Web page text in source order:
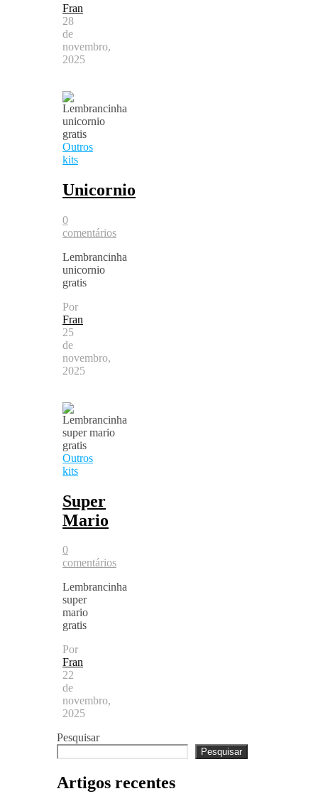
Fran
28
de
novembro,
2025
Outros
kits
Unicornio
0
comentários
Lembrancinha
unicornio
gratis
Por
Fran
25
de
novembro,
2025
Outros
kits
Super
Mario
0
comentários
Lembrancinha
super
mario
gratis
Por
Fran
22
de
novembro,
2025
Pesquisar
Pesquisar
Artigos recentes